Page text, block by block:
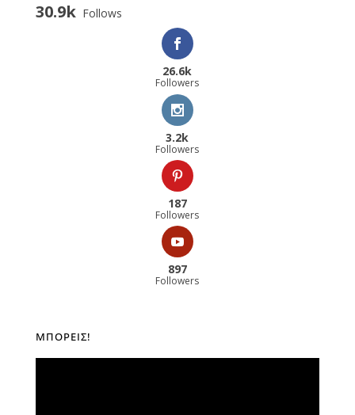
30.9k Follows
26.6k
Followers
3.2k
Followers
187
Followers
897
Followers
ΜΠΟΡΕΊΣ!